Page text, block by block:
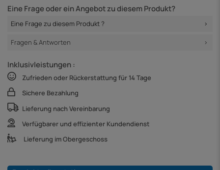
Eine Frage oder ein Angebot zu diesem Produkt?
Eine Frage zu diesem Produkt ?
Fragen & Antworten
Inklusivleistungen :
Zufrieden oder Rückerstattung für 14 Tage
Sichere Bezahlung
Lieferung nach Vereinbarung
Verfügbarer und effizienter Kundendienst
Lieferung im Obergeschoss